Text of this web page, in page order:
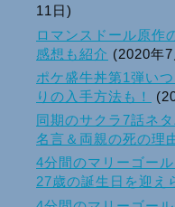
11日)
ロマンスドール原作
感想も紹介 (2020年
ポケ盛牛丼第1弾い
りの入手方法も！
同期のサクラ7話ネ
名言＆両親の死の理
4分間のマリーゴー
27歳の誕生日を迎え